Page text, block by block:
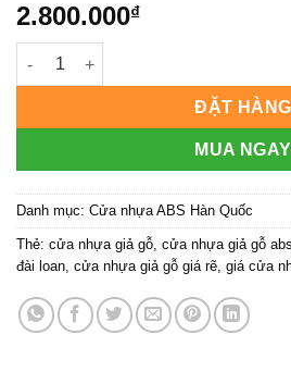
2.800.000₫
CỬA NHỰA ABS HÀN QUỐC
ĐẶT HÀNG
MUA NGAY
Danh mục: Cửa nhựa ABS Hàn Quốc
Thẻ: cửa nhựa giả gỗ, cửa nhựa giả gỗ
đài loan, cửa nhựa giả gỗ giá rẽ, giá cửa